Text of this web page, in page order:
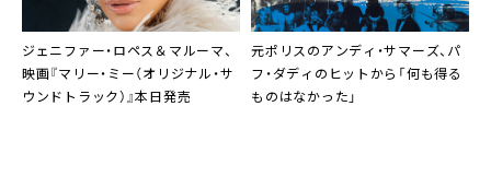
ジェニファー・ロペス＆マルーマ、
映画『マリー・ミー（オリジナル・サ
ウンドトラック）』本日発売
元ポリス のアンディ・サマーズ、 パ
フ・ダディ のヒットから「何も得る
ものはなかった」